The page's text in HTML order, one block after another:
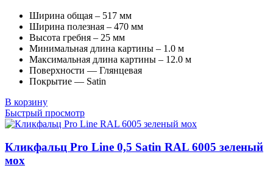
Ширина общая – 517 мм
Ширина полезная – 470 мм
Высота гребня – 25 мм
Минимальная длина картины – 1.0 м
Максимальная длина картины – 12.0 м
Поверхности — Глянцевая
Покрытие — Satin
В корзину
Быстрый просмотр
Кликфальц Pro Line 0,5 Satin RAL 6005 зеленый
мох